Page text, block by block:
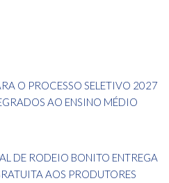
O PROCESSO SELETIVO 2027
AO ENSINO MÉDIO
DE RODEIO BONITO ENTREGA
AOS PRODUTORES